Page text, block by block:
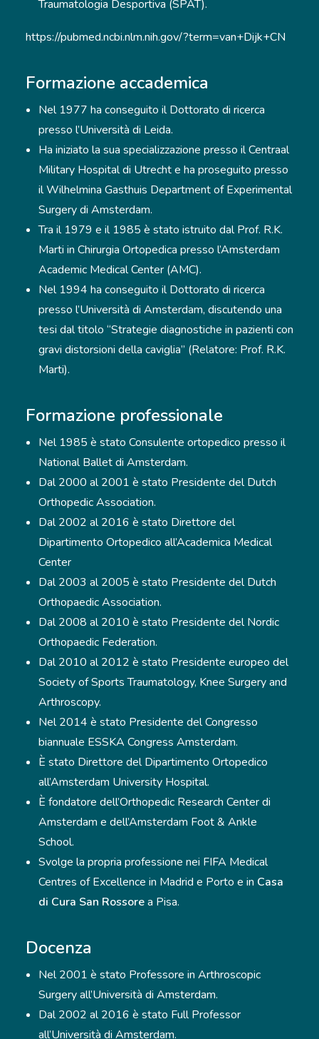
Traumatologia Desportiva (SPAT).
https://pubmed.ncbi.nlm.nih.gov/?term=van+Dijk+CN
Formazione accademica
Nel 1977 ha conseguito il Dottorato di ricerca
presso l’Università di Leida.
Ha iniziato la sua specializzazione presso il Centraal
Military Hospital di Utrecht e ha proseguito presso
il Wilhelmina Gasthuis Department of Experimental
Surgery di Amsterdam.
Tra il 1979 e il 1985 è stato istruito dal Prof. R.K.
Marti in Chirurgia Ortopedica presso l’Amsterdam
Academic Medical Center (AMC).
Nel 1994 ha conseguito il Dottorato di ricerca
presso l’Università di Amsterdam, discutendo una
tesi dal titolo “Strategie diagnostiche in pazienti con
gravi distorsioni della caviglia” (Relatore: Prof. R.K.
Marti).
Formazione professionale
Nel 1985 è stato Consulente ortopedico presso il
National Ballet di Amsterdam.
Dal 2000 al 2001 è stato Presidente del Dutch
Orthopedic Association.
Dal 2002 al 2016 è stato Direttore del
Dipartimento Ortopedico all’Academica Medical
Center
Dal 2003 al 2005 è stato Presidente del Dutch
Orthopaedic Association.
Dal 2008 al 2010 è stato Presidente del Nordic
Orthopaedic Federation.
Dal 2010 al 2012 è stato Presidente europeo del
Society of Sports Traumatology, Knee Surgery and
Arthroscopy.
Nel 2014 è stato Presidente del Congresso
biannuale ESSKA Congress Amsterdam.
È stato Direttore del Dipartimento Ortopedico
all’Amsterdam University Hospital.
È fondatore dell’Orthopedic Research Center di
Amsterdam e dell’Amsterdam Foot & Ankle
School.
Svolge la propria professione nei FIFA Medical
Centres of Excellence in Madrid e Porto e in Casa
di Cura San Rossorea Pisa.
Docenza
Nel 2001 è stato Professore in Arthroscopic
Surgery all’Università di Amsterdam.
Dal 2002 al 2016 è stato Full Professor
all’Università di Amsterdam.